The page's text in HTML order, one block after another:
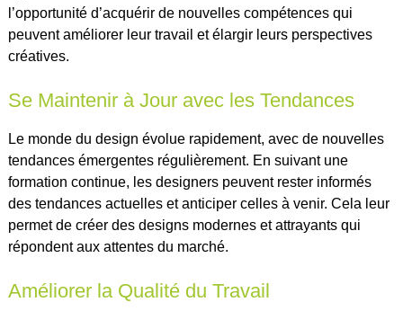
l’opportunité d’acquérir de nouvelles compétences qui
peuvent améliorer leur travail et élargir leurs perspectives
créatives.
Se Maintenir à Jour avec les Tendances
Le monde du design évolue rapidement, avec de nouvelles
tendances émergentes régulièrement. En suivant une
formation continue, les designers peuvent rester informés
des tendances actuelles et anticiper celles à venir. Cela leur
permet de créer des designs modernes et attrayants qui
répondent aux attentes du marché.
Améliorer la Qualité du Travail